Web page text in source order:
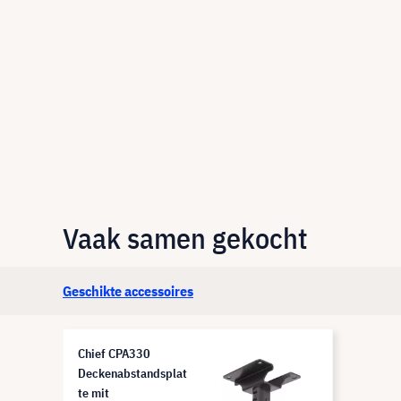
Vaak samen gekocht
Geschikte accessoires
Chief CPA330
Deckenabstandsplat
te mit